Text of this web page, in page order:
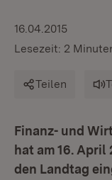
16.04.2015
Lesezeit: 2
Teilen
Finanz- und
hat am 16.
den Landtag